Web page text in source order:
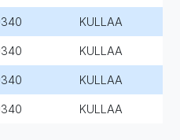
KULLAA
KULLAA
KULLAA
KULLAA